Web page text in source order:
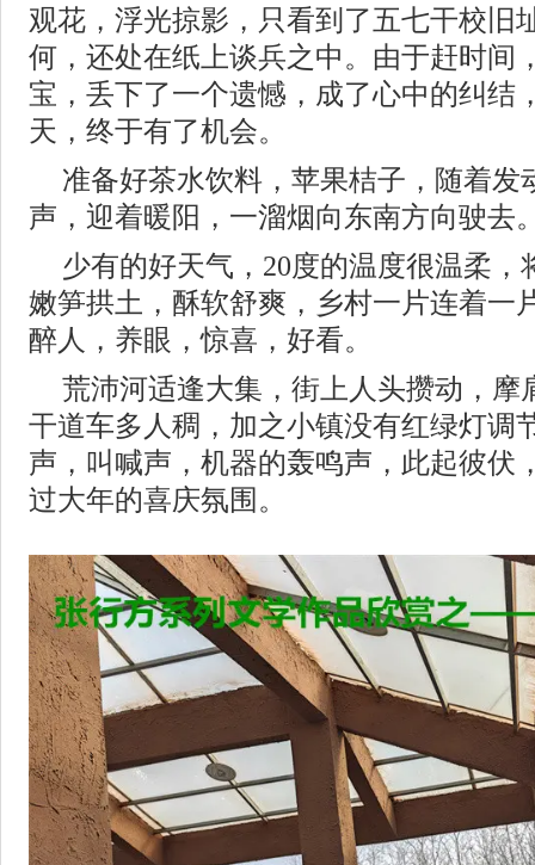
观花，浮光掠影，只看到了五七干校旧
何，还处在纸上谈兵之中。由于赶时间
宝，丢下了一个遗憾，成了心中的纠结
天，终于有了机会。
准备好茶水饮料，苹果桔子，随着发
声，迎着暖阳，一溜烟向东南方向驶去
少有的好天气，20度的温度很温柔，
嫩笋拱土，酥软舒爽，乡村一片连着一
醉人，养眼，惊喜，好看。
荒沛河适逢大集，街上人头攒动，摩
干道车多人稠，加之小镇没有红绿灯调
声，叫喊声，机器的轰鸣声，此起彼伏
过大年的喜庆氛围。